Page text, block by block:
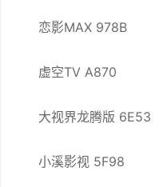
恋影MAX 978B
虚空TV A870
大视界龙腾版 6E53
小溪影视 5F98